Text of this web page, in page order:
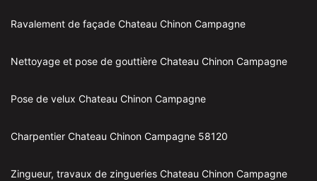
Ravalement de façade Chateau Chinon Campagne
Nettoyage et pose de gouttière Chateau Chinon Campagne
Pose de velux Chateau Chinon Campagne
Charpentier Chateau Chinon Campagne 58120
Zingueur, travaux de zingueries Chateau Chinon Campagne